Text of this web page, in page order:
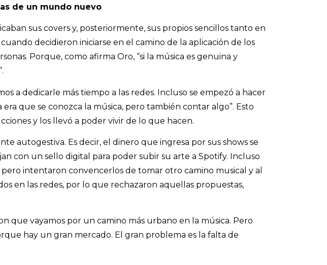
de un mundo nuevo
sus covers y, posteriormente, sus propios sencillos tanto en
decidieron iniciarse en el camino de la aplicación de los
Porque, como afirma Oro, “si la música es genuina y
a dedicarle más tiempo a las redes. Incluso se empezó a hacer
que se conozca la música, pero también contar algo”. Esto
y los llevó a poder vivir de lo que hacen.
autogestiva. Es decir, el dinero que ingresa por sus shows se
con un sello digital para poder subir su arte a Spotify. Incluso
intentaron convencerlos de tomar otro camino musical y al
en las redes, por lo que rechazaron aquellas propuestas,
que vayamos por un camino más urbano en la música. Pero
hay un gran mercado. El gran problema es la falta de